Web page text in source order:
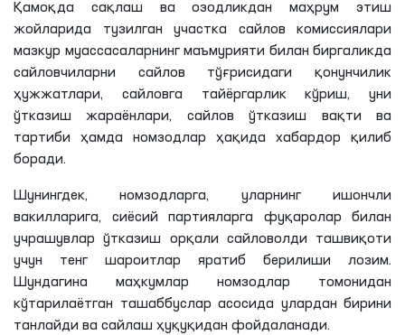
Қамоқда сақлаш ва озодликдан маҳрум этиш
жойларида тузилган участка сайлов комиссиялари
мазкур муассасаларнинг маъмурияти билан биргаликда
сайловчиларни сайлов тўғрисидаги қонунчилик
ҳужжатлари, сайловга тайёргарлик кўриш, уни
ўтказиш жараёнлари, сайлов ўтказиш вақти ва
тартиби ҳамда номзодлар ҳақида хабардор қилиб
боради.
Шунингдек, номзодларга, уларнинг ишончли
вакилларига, сиёсий партияларга фуқаролар билан
учрашувлар ўтказиш орқали сайловолди ташвиқоти
учун тенг шароитлар яратиб берилиши лозим.
Шундагина маҳкумлар номзодлар томонидан
кўтарилаётган ташаббуслар асосида улардан бирини
танлайди ва сайлаш ҳуқуқидан фойдаланади.